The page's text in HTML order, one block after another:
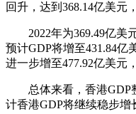
回升，达到368.14亿美元
2022年为369.49亿美元
预计GDP将增至431.84亿
进一步增至477.92亿美元
总体来看，香港GDP
计香港GDP将继续稳步增